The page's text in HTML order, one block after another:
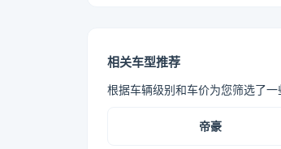
相关车型推荐
根据车辆级别和车价为您筛选了
帝豪